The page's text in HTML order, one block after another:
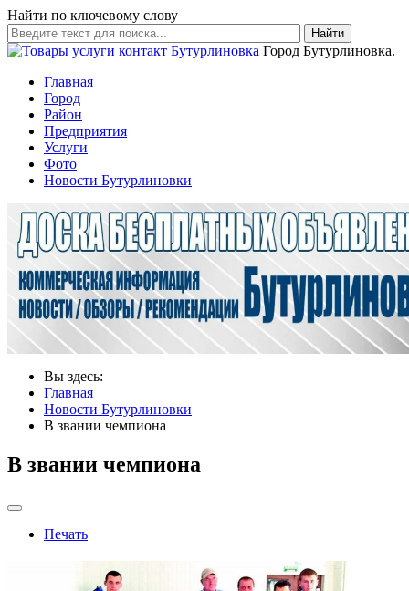
Найти по ключевому слову
Найти
Город Бутурлиновка.
Главная
Город
Район
Предприятия
Услуги
Фото
Новости Бутурлиновки
Вы здесь:
Главная
Новости Бутурлиновки
В звании чемпиона
В звании чемпиона
Печать